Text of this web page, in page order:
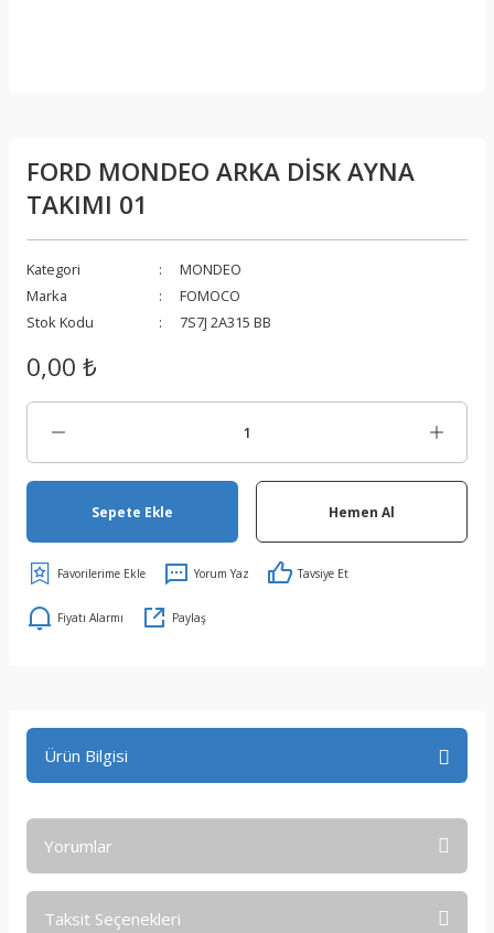
FORD MONDEO ARKA DİSK AYNA
TAKIMI 01
Kategori
MONDEO
Marka
FOMOCO
Stok Kodu
7S7J 2A315 BB
0,00 ₺
Sepete Ekle Hemen Al
Yorum Yaz Tavsiye Et
Fiyatı Alarmı Paylaş
Ürün Bilgisi
Yorumlar
Taksit Seçenekleri